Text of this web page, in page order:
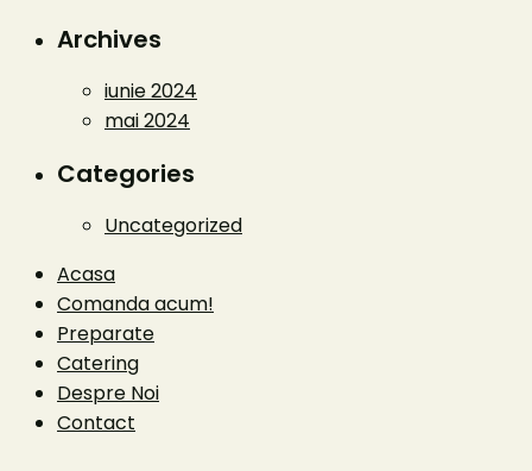
Archives
iunie 2024
mai 2024
Categories
Uncategorized
Acasa
Comanda acum!
Preparate
Catering
Despre Noi
Contact